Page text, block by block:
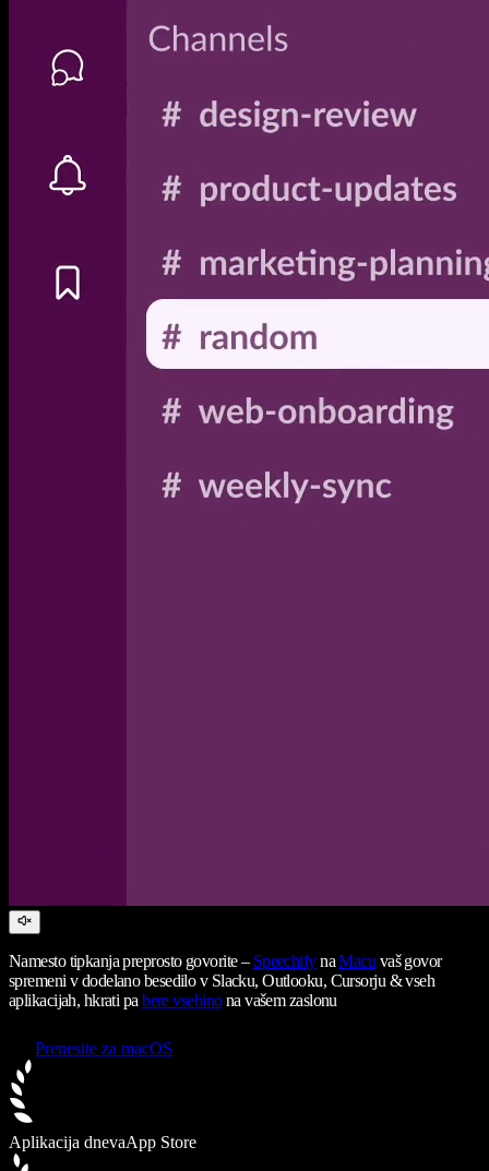
Namesto tipkanja preprosto govorite – SpeechifynaMacu vaš govor
spremeni v dodelano besedilo v Slacku, Outlooku, Cursorju & vseh
aplikacijah, hkrati pabere vsebinona vašem zaslonu
Prenesite za macOS
Aplikacija dnevaApp Store